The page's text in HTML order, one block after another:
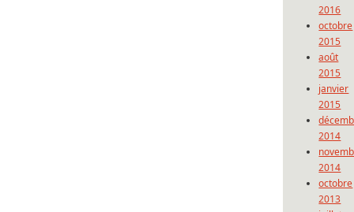
2016
octobre
2015
août
2015
janvier
2015
2014
2014
octobre
2013